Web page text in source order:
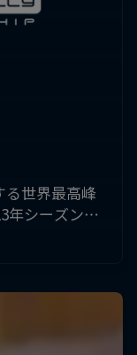
る世界最高峰
年シーズン、
TOYOTA
・ジャパンが